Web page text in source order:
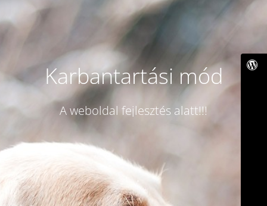
Karbantartási mód
A weboldal fejlesztés alatt!!!